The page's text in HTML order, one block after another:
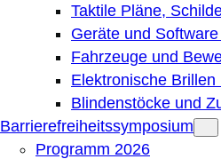
Taktile Pläne,
Geräte und
Fahrzeuge und
Elektronische
Blindenstöcke und
Barrierefreiheitssymposium
Programm 2026